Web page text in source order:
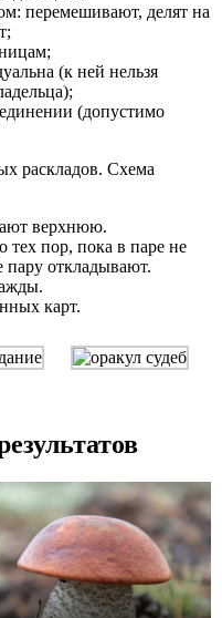
перемешивают, делят на
(к ней нельзя
(допустимо
раскладов. Схема
верхнюю.
тех пор, пока в паре не
пару откладывают.
карт.